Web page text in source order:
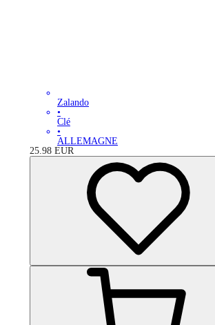
Zalando
•
Clé
•
ALLEMAGNE
25.98 EUR